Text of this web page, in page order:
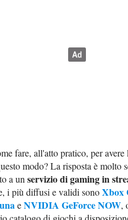
fare, all'atto pratico, per
modo? La risposta è molto
a unservizio di gaming in
i più diffusi e validi sonoXbox
eNVIDIA GeForce NOW,